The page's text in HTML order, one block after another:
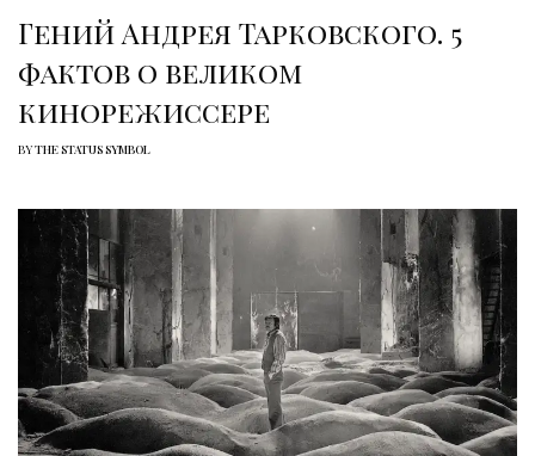
Гений Андрея Тарковского. 5
фактов о великом
кинорежиссере
BYTHE STATUS SYMBOL